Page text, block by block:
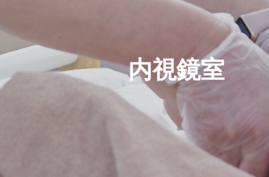
内視鏡室